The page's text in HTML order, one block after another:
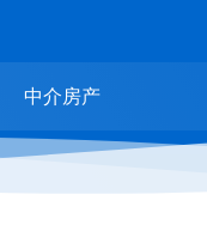
中介房产